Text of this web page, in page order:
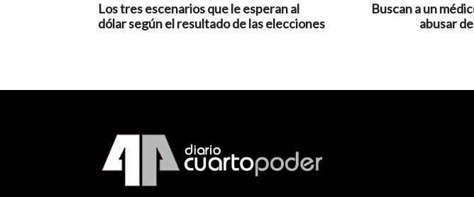
Los tres escenarios que le esperan al
dólar según el resultado de las elecciones
Buscan a un
abusar